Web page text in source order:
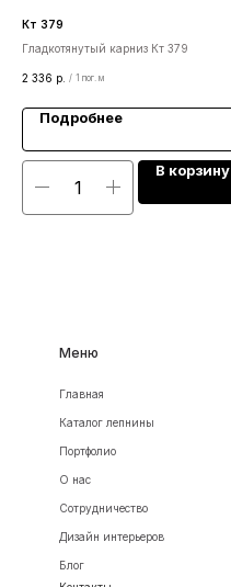
Кт 379
Гладкотянутый карниз Кт 379
2 336 р. / 1 пог. м
Подробнее
В корзину
Меню
Главная
О нас
Каталог лепнины
Портфолио
Сотрудничество
Дизайн интерьеров
Блог